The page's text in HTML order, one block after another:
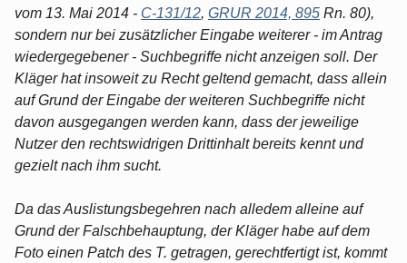
vom 13. Mai 2014 - C-131/12, GRUR 2014, 895 Rn. 80),
sondern nur bei zusätzlicher Eingabe weiterer - im Antrag
wiedergegebener - Suchbegriffe nicht anzeigen soll. Der
Kläger hat insoweit zu Recht geltend gemacht, dass allein
auf Grund der Eingabe der weiteren Suchbegriffe nicht
davon ausgegangen werden kann, dass der jeweilige
Nutzer den rechtswidrigen Drittinhalt bereits kennt und
gezielt nach ihm sucht.
Da das Auslistungsbegehren nach alledem alleine auf
Grund der Falschbehauptung, der Kläger habe auf dem
Foto einen Patch des T. getragen, gerechtfertigt ist, kommt